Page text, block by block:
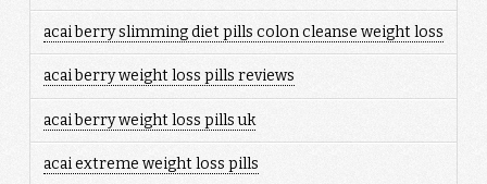
acai berry slimming diet pills colon cleanse weight loss
acai berry weight loss pills reviews
acai berry weight loss pills uk
acai extreme weight loss pills